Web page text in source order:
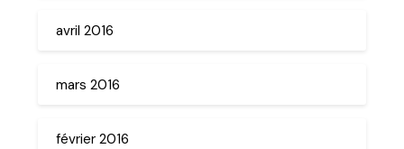
avril 2016
mars 2016
février 2016